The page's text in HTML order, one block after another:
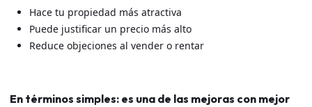
Hace tu propiedad más atractiva
Puede justificar un precio más alto
Reduce objeciones al vender o rentar
En términos simples: es una de las mejoras con mejor